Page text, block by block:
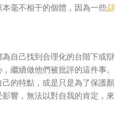
毫不相干的個體，因為一些話
自己找到合理化的台階下或辯
繼續做他們被批評的這件事。
的特點，或是只是為了保護顏
響，無法以對自我的肯定，來